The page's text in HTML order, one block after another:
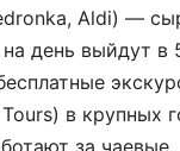
Aldi) —
день выйдут в
в крупных